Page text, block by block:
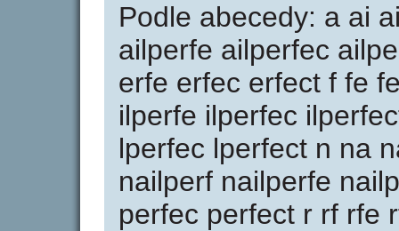
Podle abecedy: a ai
ailperfe ailperfec
erfe erfec erfect f fe
ilperfe ilperfec
lperfec lperfect n na
nailperf nailperfe
perfec perfect r rf rfe